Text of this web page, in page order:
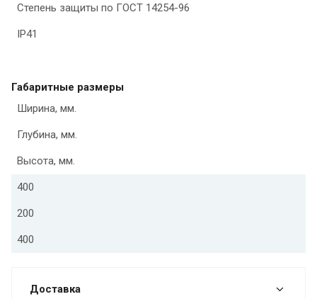
Степень защиты по ГОСТ 14254-96
IP41
Габаритные размеры
Ширина, мм.
Глубина, мм.
Высота, мм.
400
200
400
Доставка